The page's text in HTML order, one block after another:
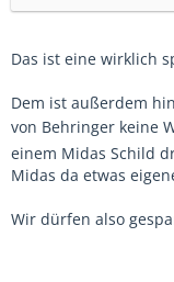
Das ist eine wirklich
Dem ist außerdem
von Behringer keine
einem Midas Schild
Midas da etwas
Wir dürfen also